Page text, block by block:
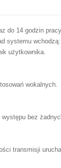
do 14 godzin
wchodzą:
użytkownika.
wokalnych.
bez
transmisji